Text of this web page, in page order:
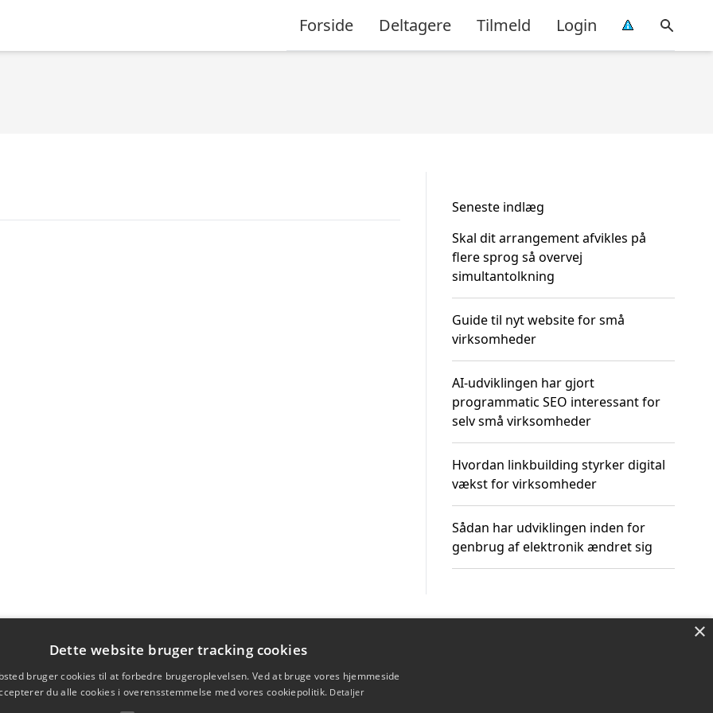
Forside Deltagere Tilmeld Login
Seneste indlæg
Skal dit arrangement afvikles på
flere sprog så overvej
simultantolkning
Guide til nyt website for små
virksomheder
AI-udviklingen har gjort
programmatic SEO interessant for
selv små virksomheder
Hvordan linkbuilding styrker digital
vækst for virksomheder
Sådan har udviklingen inden for
genbrug af elektronik ændret sig
×
Dette website bruger tracking cookies
bruger cookies til at forbedre brugeroplevelsen. Ved at bruge vores hjemmeside
du alle cookies i overensstemmelse med vores cookiepolitik. Detaljer